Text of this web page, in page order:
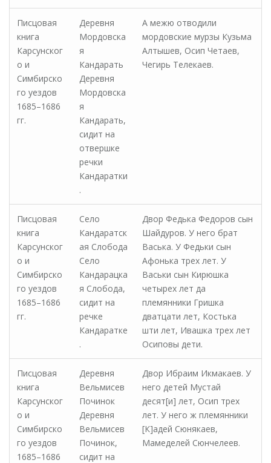
Писцовая
книга
Карсунског
о и
Симбирско
го уездов
1685–1686
гг.
Деревня
Мордовска
я
Кандарать
Деревня
Мордовска
я
Кандарать,
сидит на
отвершке
речки
Кандаратки
.
А межю отводили
мордовские мурзы Кузьма
Алтышев, Осип Четаев,
Чегирь Телекаев.
Писцовая
книга
Карсунског
о и
Симбирско
го уездов
1685–1686
гг.
Село
Кандаратск
ая Слобода
Село
Кандарацка
я Слобода,
сидит на
речке
Кандаратке
.
Двор Федька Федоров сын
Шайдуров. У него брат
Васька. У Федьки сын
Афонька трех лет. У
Васьки сын Кирюшка
четырех лет да
племянники Гришка
дватцати лет, Костька
шти лет, Ивашка трех лет
Осиповы дети.
Писцовая
книга
Карсунског
о и
Симбирско
го уездов
1685–1686
Деревня
Вельмисев
Починок
Деревня
Вельмисев
Починок,
сидит на
Двор Ибраим Икмакаев. У
него детей Мустай
десят[и] лет, Осип трех
лет. У него ж племянники
[К]адей Сюнякаев,
Мамеделей Сюнчелеев.